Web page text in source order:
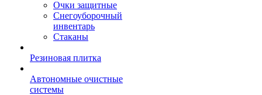
Очки защитные
Снегоуборочный
инвентарь
Стаканы
Резиновая плитка
Автономные очистные
системы